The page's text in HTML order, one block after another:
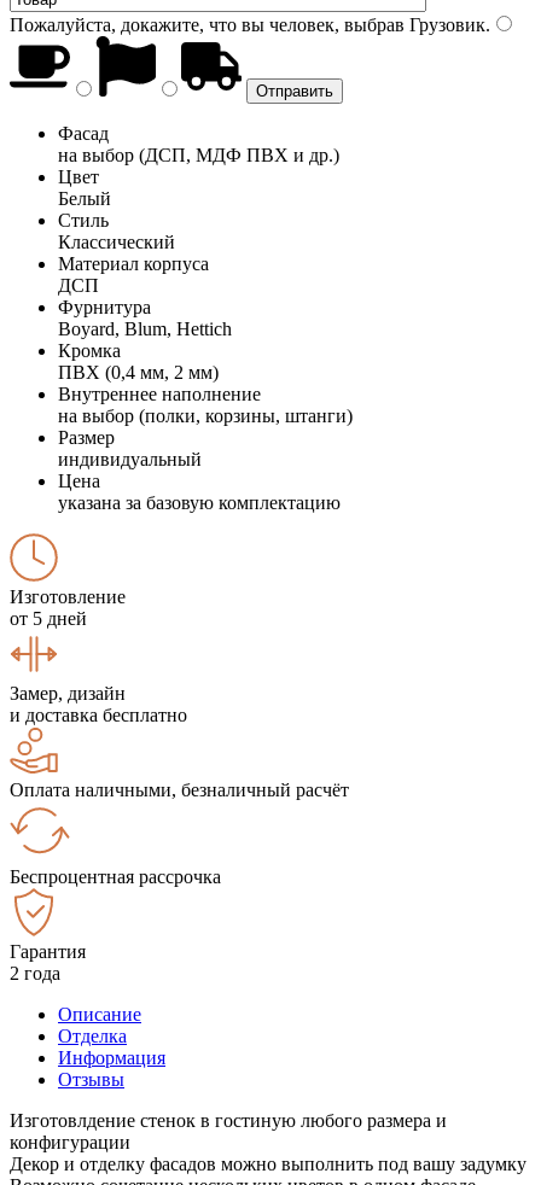
Пожалуйста, докажите, что вы человек, выбрав Грузовик.
Фасад
на выбор (ДСП, МДФ ПВХ и др.)
Цвет
Белый
Стиль
Классический
Материал корпуса
ДСП
Фурнитура
Boyard, Blum, Hettich
Кромка
ПВХ (0,4 мм, 2 мм)
Внутреннее наполнение
на выбор (полки, корзины, штанги)
Размер
индивидуальный
Цена
указана за базовую комплектацию
Изготовление
от 5 дней
Замер, дизайн
и доставка бесплатно
Оплата наличными, безналичный расчёт
Беспроцентная рассрочка
Гарантия
2 года
Описание
Отделка
Информация
Отзывы
Изготовлдение стенок в гостиную любого размера и
конфигурации
Декор и отделку фасадов можно выполнить под вашу задумку